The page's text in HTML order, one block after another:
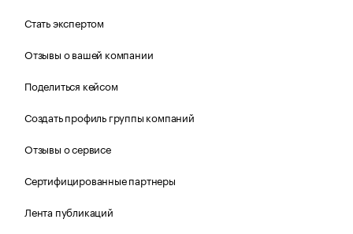
Стать экспертом
Отзывы о вашей компании
Поделиться кейсом
Создать профиль группы компаний
Отзывы о сервисе
Сертифицированные партнеры
Лента публикаций